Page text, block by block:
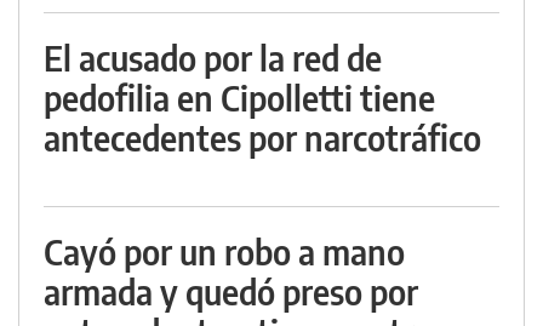
El acusado por la red de
pedofilia en Cipolletti tiene
antecedentes por narcotráfico
Cayó por un robo a mano
armada y quedó preso por